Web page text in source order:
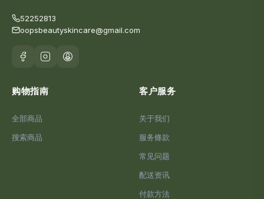
52252813
oopsbeautyskincare@gmail.com
购物指南
全部商品
搜索商品
客户服务
关于我们
服务條款
常见问题
配送资讯
付款方法